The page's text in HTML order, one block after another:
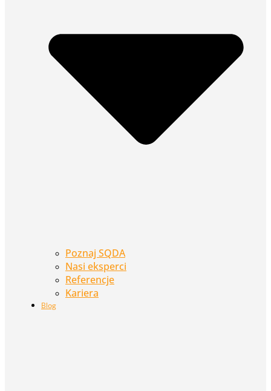
Poznaj SQDA
Nasi eksperci
Referencje
Kariera
Blog